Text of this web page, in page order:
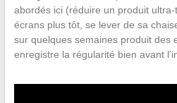
abordés ici (réduire un produit
écrans plus tôt, se lever de sa
sur quelques semaines produit des
enregistre la régularité bien avant